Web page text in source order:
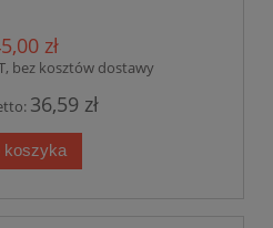
zł
bez kosztów dostawy
36,59 zł
koszyka